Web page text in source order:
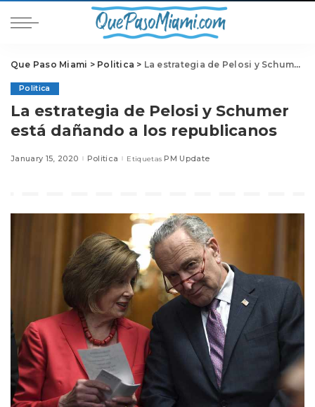
Que Paso Miami > Politica > La estrategia de Pelosi y Schumer está dañando a los republicanos
Politica
La estrategia de Pelosi y Schumer
está dañando a los republicanos
January 15, 2020 Politica Etiquetas PM Update